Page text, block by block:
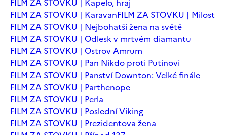
FILM ZA STOVKU | KaravanFILM ZA STOVKU | Milost
FILM ZA STOVKU | Nejbohatší žena na světě
FILM ZA STOVKU | Odlesk v mrtvém diamantu
FILM ZA STOVKU | Ostrov Amrum
FILM ZA STOVKU | Pan Nikdo proti Putinovi
FILM ZA STOVKU | Panství Downton: Velké finále
FILM ZA STOVKU | Parthenope
FILM ZA STOVKU | Perla
FILM ZA STOVKU | Poslední Viking
FILM ZA STOVKU | Prezidentova žena